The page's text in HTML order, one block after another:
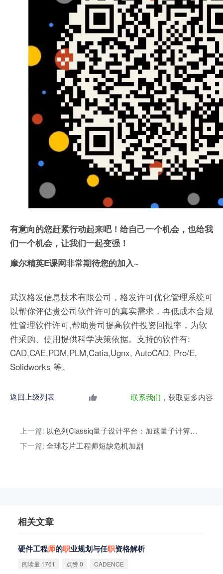
有意向的您赶紧行动起来吧！给自己一个机会，也给我
们一个机会，让我们一起变强！
摩尔精英E课网非常期待您的加入~
武汉格发信息技术有限公司，格发许可优化管理系统可
以帮你评估贵公司软件许可的真实需求，再低成本合规
性管理软件许可,帮助贵司提高软件投资回报率，为软
件采购、使用提供科学决策依据。支持的软件有:
CAD,CAE,PDM,PLM,Catia,Ugnx, AutoCAD, Pro/E,
Solidworks 等。
返回上级列表 联系我们 ，获取更多内容
上一篇:
以色列Classiq量子设计平台：加速量子计算机算法研发进程
下一篇: 全球芯片工程师短缺危机加剧
相关文章
硬件工程师的职业规划与任职资格解析
阅读量 1761 点赞 0 CADENCE